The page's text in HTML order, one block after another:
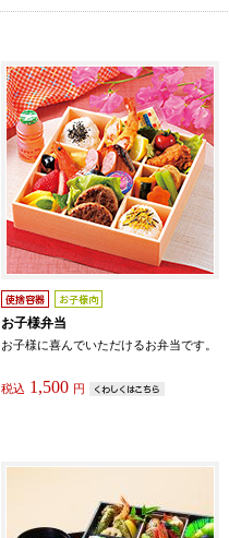
お子様弁当
お子様に喜んでいただけるお弁当です。
税込 1,500 円